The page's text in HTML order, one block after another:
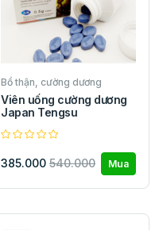
Bổ thận, cường dương
Viên uống cường dương
Japan Tengsu
385.000 540.000 Mua